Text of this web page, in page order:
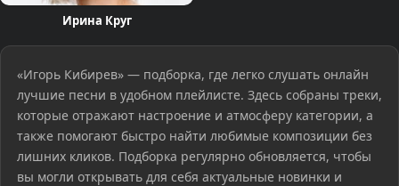
Ирина Круг
«Игорь Кибирев» — подборка, где легко слушать онлайн
лучшие песни в удобном плейлисте. Здесь собраны треки,
которые отражают настроение и атмосферу категории, а
также помогают быстро найти любимые композиции без
лишних кликов. Подборка регулярно обновляется, чтобы
вы могли открывать для себя актуальные новинки и